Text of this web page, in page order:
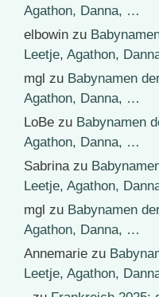
Agathon, Danna, …
elbowin zu
Leetje, Agathon,
mgl zu Babynamen
Agathon, Danna, …
LoBe zu Babynamen
Agathon, Danna, …
Sabrinazu
Leetje, Agathon,
mgl zu Babynamen
Agathon, Danna, …
Annemarie zu
Leetje, Agathon,